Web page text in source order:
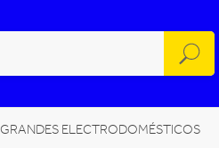
GRANDES ELECTRODOMÉSTICOS